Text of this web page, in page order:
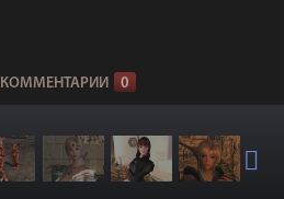
КОММЕНТАРИИ 0